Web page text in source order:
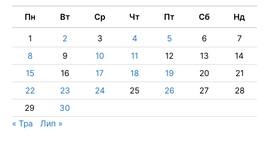
Пн Вт Ср Чт Пт Сб Нд
1 2 3 4 5 6
7
8
9 10 11 12 13
14
15
16 17 18 19 20
21
22
23 24 25 26 27
28
29
30
« Тра
Лип »